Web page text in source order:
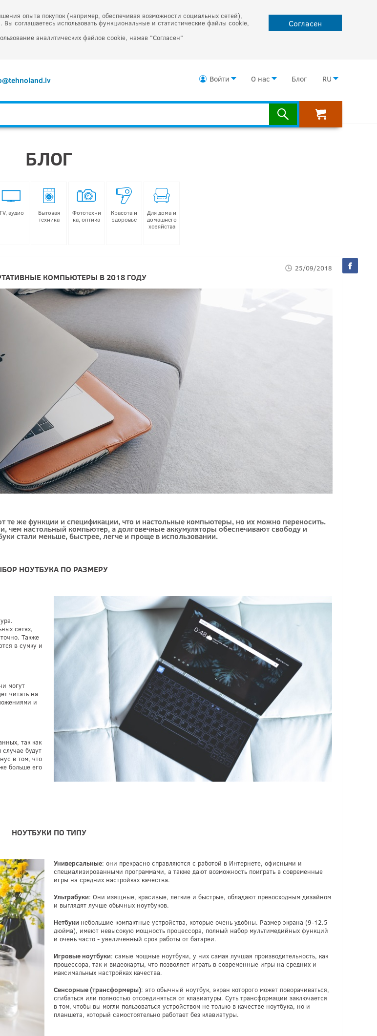
опыта покупок (например, обеспечивая возможности социальных сетей),
соглашаетесь использовать функциональные и статистические файлы cookie,
аналитических файлов cookie, нажав "Согласен"
Согласен
Войти О нас Блог RU
БЛОГ
аудио
Бытовая
техника
Фототехни
ка, оптика
Красота и
здоровье
Для дома и
домашнего
хозяйства
КОМПЬЮТЕРЫ В 2018 ГОДУ
25/09/2018
те же функции и спецификации, что и настольные компьютеры, но их можно переносить.
чем настольный компьютер, а долговечные аккумуляторы обеспечивают свободу и
стали меньше, быстрее, легче и проще в использовании.
НОУТБУКА ПО РАЗМЕРУ
сетях,
Также
в сумку и
могут
читать на
и
так как
будут
в том, что
больше его
НОУТБУКИ ПО ТИПУ
Универсальные: они прекрасно справляются с работой в Интернете, офисными и
специализированными программами, а также дают возможность поиграть в современные
игры на средних настройках качества.
Ультрабуки: Они изящные, красивые, легкие и быстрые, обладают превосходным дизайном
и выглядят лучше обычных ноутбуков.
Нетбуки небольшие компактные устройства, которые очень удобны. Размер экрана (9-12.5
дюйма), имеют невысокую мощность процессора, полный набор мультимедийных функций
и очень часто - увеличенный срок работы от батареи.
Игровые ноутбуки: самые мощные ноутбуки, у них самая лучшая производительность, как
процессора, так и видеокарты, что позволяет играть в современные игры на средних и
максимальных настройках качества.
Сенсорные (трансформеры): это обычный ноутбук, экран которого может поворачиваться,
сгибаться или полностью отсоединяться от клавиатуры. Суть трансформации заключается
в том, чтобы вы могли пользоваться устройством не только в качестве ноутбука, но и
планшета, который самостоятельно работает без клавиатуры.